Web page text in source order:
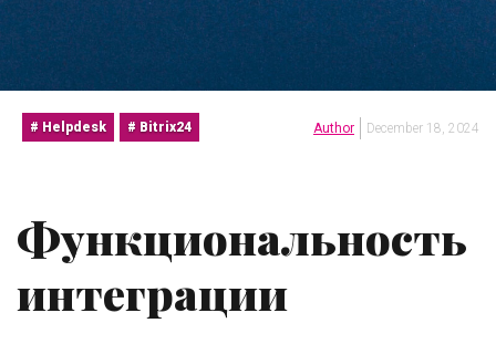
Bitrix24
Helpdesk Author December 18, 2024
Функциональность
интеграции